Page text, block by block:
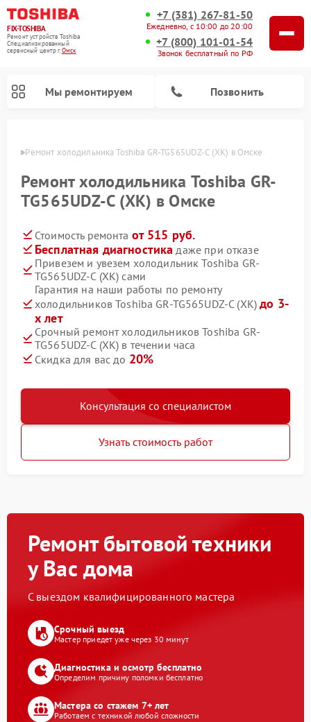
FIX-TOSHIBA
Ремонт устройств Toshiba
Специализированный
cервисный центр г.Омск
+7 (381) 267-81-50
Ежедневно, с 10:00 до 20:00
+7 (800) 101-01-54
Звонок бесплатный по РФ
Мы ремонтируем Позвонить
Ремонт холодильника Toshiba GR-TG565UDZ-C (XK) в Омске
Ремонт холодильника Toshiba GR-
TG565UDZ-C (XK) в Омске
Стоимость ремонта от 515 руб.
Бесплатная диагностика даже при отказе
Привезем и увезем холодильник Toshiba GR-
TG565UDZ-C (XK) сами
Гарантия на наши работы по ремонту
холодильников Toshiba GR-TG565UDZ-C (XK)до 3-
х лет
Срочный ремонт холодильников Toshiba GR-
TG565UDZ-C (XK) в течении часа
Скидка для вас до 20%
Консультация со специалистом
Узнать стоимость работ
Ремонт бытовой техники
у Вас дома
С выездом квалифицированного мастера
Срочный выезд
Мастер приедет уже через 30 минут
Диагностика и осмотр бесплатно
Определим причину поломки бесплатно
Мастера со стажем 7+ лет
Работаем с техникой любой сложности